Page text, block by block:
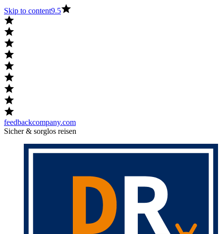
Skip to content9.5
feedbackcompany.com
Sicher & sorglos reisen